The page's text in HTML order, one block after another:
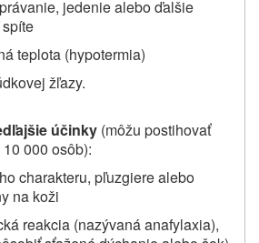
jedenie alebo ďalšie
teplota (hypotermia)
žľazy.
účinky (môžu postihovať
000 osôb):
charakteru, pľuzgiere alebo
na koži
reakcia (nazývaná anafylaxia),